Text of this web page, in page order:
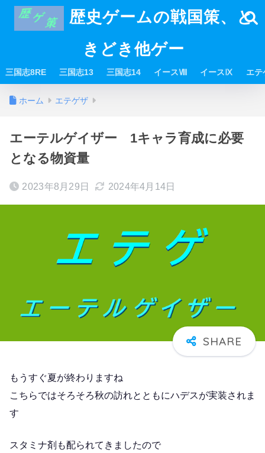
歴史ゲームの戦国策、と
きどき他ゲー
三国志8RE 三国志13 三国志14 イースⅧ イースⅨ エテ
ホーム エテゲザ
エーテルゲイザー 1キャラ育成に必要
となる物資量
2023年8月29日 2024年4月14日
もうすぐ夏が終わりますね
こちらではそろそろ秋の訪れとともにハデスが実装されま
す
スタミナ剤も配られてきましたので